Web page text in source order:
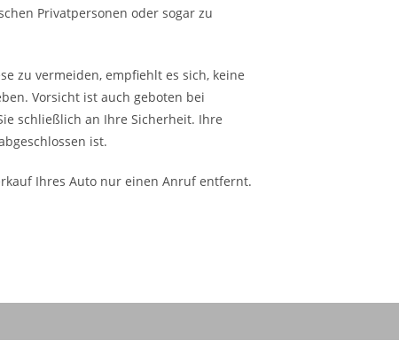
Privatpersonen oder sogar zu
zu vermeiden, empfiehlt es sich, keine
Vorsicht ist auch geboten bei
schließlich an Ihre Sicherheit. Ihre
ist.
Ihres Auto nur einen Anruf entfernt.